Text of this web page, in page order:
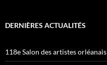
DERNIÈRES ACTUALITÉS
118e Salon des artistes orléanais